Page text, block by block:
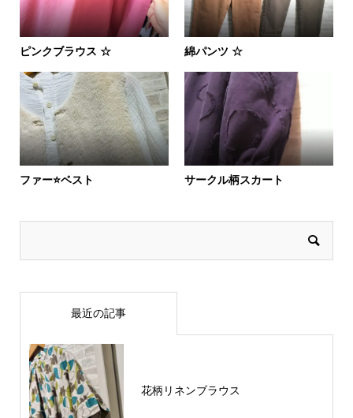
ピンクブラウス ☆ 綿パンツ ☆
ファー⭐️ベスト サークル柄スカート
最近の記事
花柄リネンブラウス